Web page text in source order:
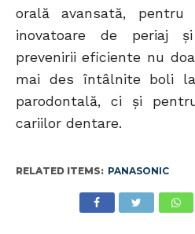
orală avansată,
inovatoare de periaj
prevenirii eficiente nu
mai des întâlnite boli
parodontală, ci și
cariilor dentare.
RELATED ITEMS: PANASONIC